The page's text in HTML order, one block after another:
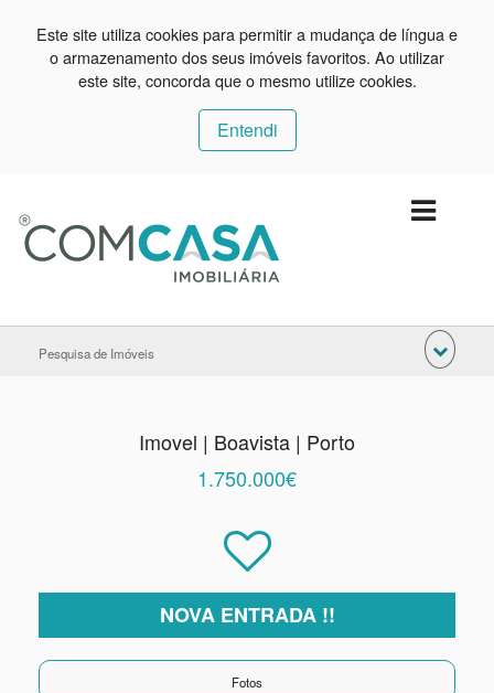
Este site utiliza cookies para permitir a mudança de língua e
o armazenamento dos seus imóveis favoritos. Ao utilizar
este site, concorda que o mesmo utilize cookies.
Entendi
Pesquisa de Imóveis
Imovel | Boavista | Porto
1.750.000€
NOVA ENTRADA !!
Fotos